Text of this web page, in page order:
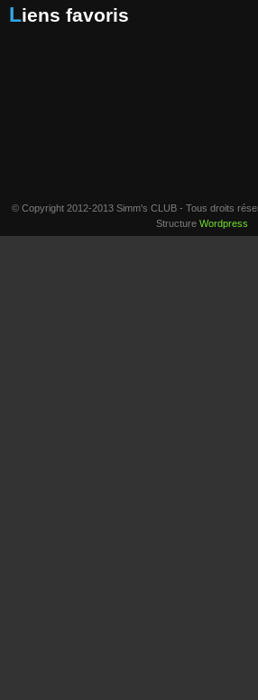
Liens favoris
© Copyright 2012-2013 Simm's CLUB - Tous droits
Structure Wordpress